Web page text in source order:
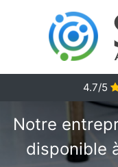
4.7/5
Notre
disponible